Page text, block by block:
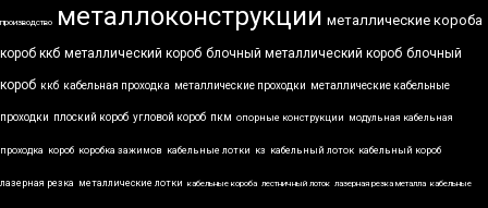
производство металлоконструкции металлические короба
короб ккб металлический короб блочный металлический короб блочный
короб ккб кабельная проходка металлические проходки металлические кабельные
проходки плоский короб угловой короб пкм опорные конструкции модульная кабельная
проходка короб коробка зажимов кабельные лотки кз кабельный лоток кабельный короб
лазерная резка металлические лотки кабельные короба лестничный лоток лазерная резка металла кабельные